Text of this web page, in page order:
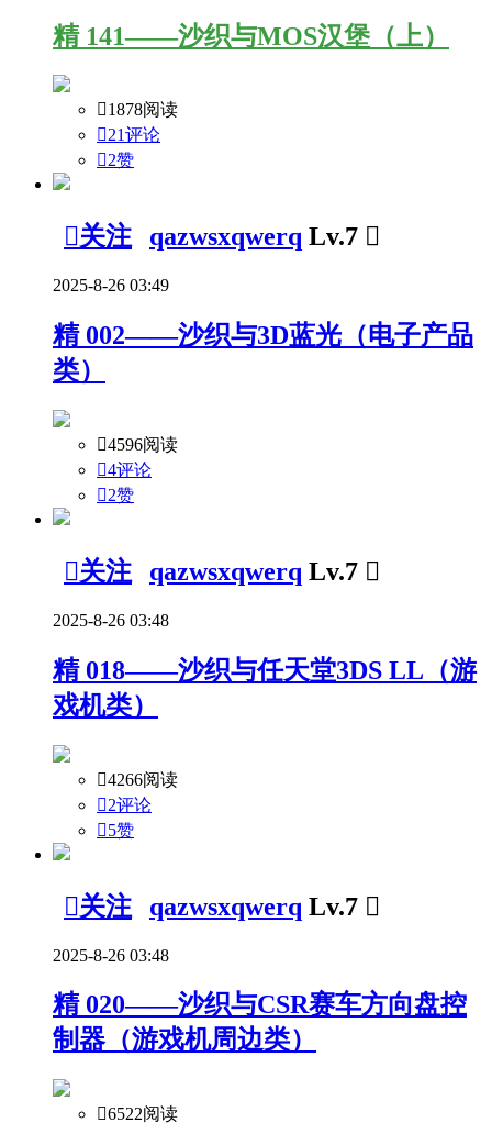
精141——沙织与MOS汉堡（上）
1878阅读
21评论
2赞
关注 qazwsxqwerq Lv.7 
2025-8-26 03:49
精002——沙织与3D蓝光（电子产品
类）
4596阅读
4评论
2赞
关注 qazwsxqwerq Lv.7 
2025-8-26 03:48
精018——沙织与任天堂3DS LL（游
戏机类）
4266阅读
2评论
5赞
关注 qazwsxqwerq Lv.7 
2025-8-26 03:48
精020——沙织与CSR赛车方向盘控
制器（游戏机周边类）
6522阅读